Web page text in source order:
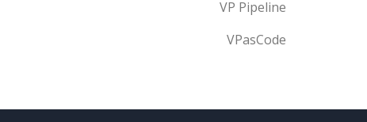
VP Pipeline
VPasCode